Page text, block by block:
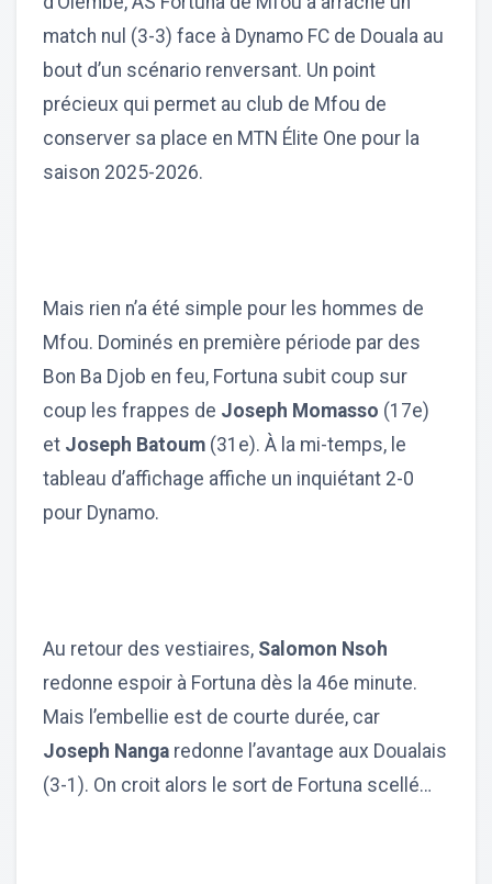
match nul (3-3) face à Dynamo FC de Douala au
bout d’un scénario renversant. Un point
précieux qui permet au club de Mfou de
conserver sa place en MTN Élite One pour la
saison 2025-2026.
Mais rien n’a été simple pour les hommes de
Mfou. Dominés en première période par des
Bon Ba Djob en feu, Fortuna subit coup sur
coup les frappes de Joseph Momasso (17e)
et Joseph Batoum (31e). À la mi-temps, le
tableau d’affichage affiche un inquiétant 2-0
pour Dynamo.
Au retour des vestiaires, Salomon Nsoh
redonne espoir à Fortuna dès la 46e minute.
Mais l’embellie est de courte durée, car
Joseph Nanga redonne l’avantage aux Doualais
(3-1). On croit alors le sort de Fortuna scellé…